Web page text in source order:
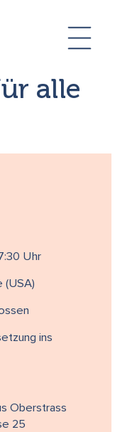
alle
Uhr
(USA)
ins
Oberstrass
25